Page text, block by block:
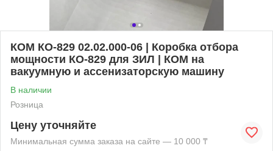
КОМ КО-829 02.02.000-06 | Коробка отбора
мощности КО-829 для ЗИЛ | КОМ на
вакуумную и ассенизаторскую машину
В наличии
Розница
Цену уточняйте
Минимальная сумма заказа на сайте — 10 000 ₸